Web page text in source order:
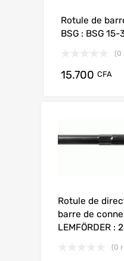
Rotule de
BSG : BSG
(0
15.700 CFA
Rotule de
barre de
LEMFÖRDER :
(0